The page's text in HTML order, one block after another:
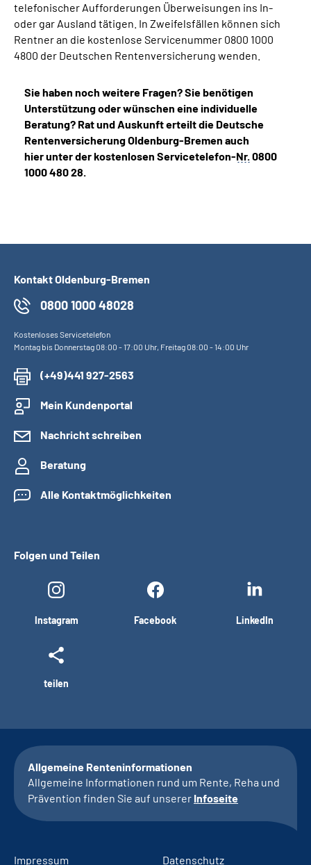
telefonischer Aufforderungen Überweisungen ins In-
oder gar Ausland tätigen. In Zweifelsfällen können sich
Rentner an die kostenlose Servicenummer 0800 1000
4800 der Deutschen Rentenversicherung wenden.
Sie haben noch weitere Fragen? Sie benötigen
Unterstützung oder wünschen eine individuelle
Beratung? Rat und Auskunft erteilt die Deutsche
Rentenversicherung Oldenburg-Bremen auch
hier unter der kostenlosen Servicetelefon-Nr.0800
1000 480 28.
Kontakt Oldenburg-Bremen
0800 1000 48028
Kostenloses Servicetelefon
Montag bis Donnerstag 08:00 - 17:00 Uhr, Freitag 08:00 - 14:00 Uhr
(+49)441 927-2563
Mein Kundenportal
Nachricht schreiben
Beratung
Alle Kontaktmöglichkeiten
Folgen und Teilen
Instagram Facebook LinkedIn
teilen
Allgemeine Renteninformationen
Allgemeine Informationen rund um Rente, Reha und
Prävention finden Sie auf unserer Infoseite
Impressum Datenschutz